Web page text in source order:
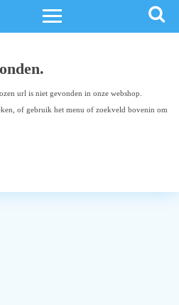
url is niet gevonden in onze webshop.
of gebruik het menu of zoekveld bovenin om